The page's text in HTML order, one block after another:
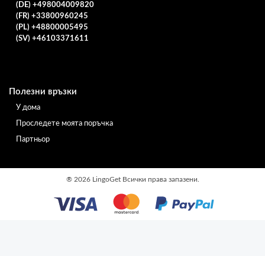
(DE) +498004009820
(FR) +33800960245
(PL) +48800005495
(SV) +46103371611
Полезни връзки
У дома
Проследете моята поръчка
Партньор
® 2026 LingoGet Всички права запазени.